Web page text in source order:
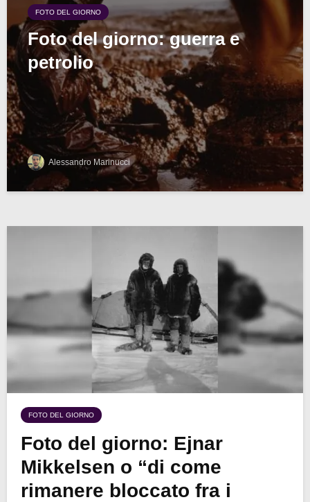
FOTO DEL GIORNO
Foto del giorno: guerra e
petrolio
Alessandro Marinucci
FOTO DEL GIORNO
Foto del giorno: Ejnar
Mikkelsen o “di come
rimanere bloccato fra i